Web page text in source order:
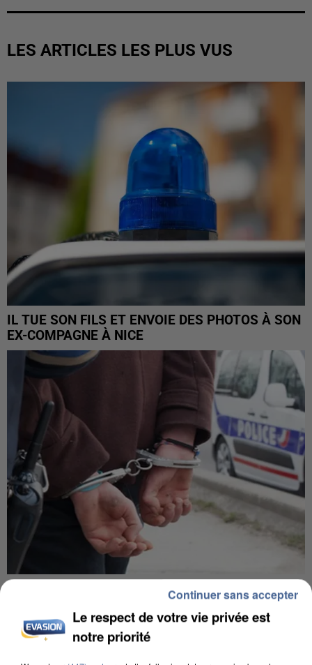
LES ARTICLES LES PLUS VUS
IL TUE SON FILS ET ENVOIE DES PHOTOS À SON
EX-COMPAGNE À NICE
L’UN DES FONDATEURS SUPPOSÉS DE LA DZ
MAFIA INTERPELLÉ EN ALGÉRIE
Le respect de votre vie privée est
notre priorité
Continuer sans accepter